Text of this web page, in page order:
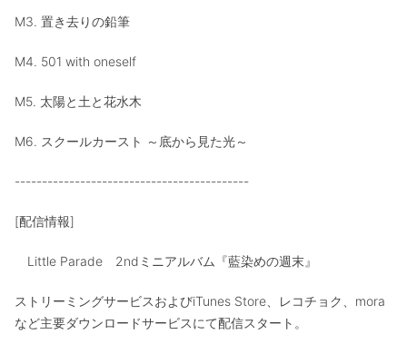
M3. 置き去りの鉛筆
M4. 501 with oneself
M5. 太陽と土と花水木
M6. スクールカースト ～底から見た光～
-------------------------------------------
[配信情報]
Little Parade 2ndミニアルバム『藍染めの週末』
ストリーミングサービスおよびiTunes Store、レコチョク、mora
など主要ダウンロードサービスにて配信スタート。